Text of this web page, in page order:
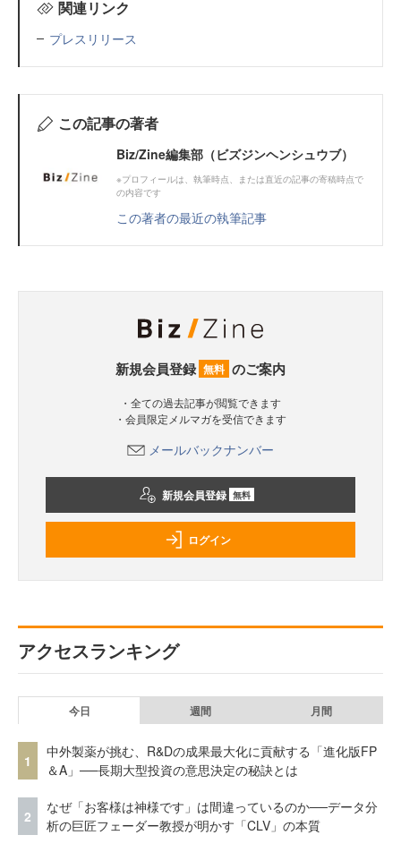
関連リンク
プレスリリース
この記事の著者
Biz/Zine編集部（ビズジンヘンシュウブ）
※プロフィールは、執筆時点、または直近の記事の寄稿時点で
の内容です
この著者の最近の執筆記事
新規会員登録 無料 のご案内
・全ての過去記事が閲覧できます
・会員限定メルマガを受信できます
メールバックナンバー
新規会員登録 無料
ログイン
アクセスランキング
今日 週間 月間
1
中外製薬が挑む、R&Dの成果最大化に貢献する「進化版FP
＆A」──長期大型投資の意思決定の秘訣とは
2
なぜ「お客様は神様です」は間違っているのか──データ分
析の巨匠フェーダー教授が明かす「CLV」の本質